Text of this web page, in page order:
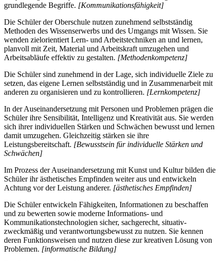
grundlegende Begriffe. [Kommunikationsfähigkeit]
Die Schüler der Oberschule nutzen zunehmend selbstständig
Methoden des Wissenserwerbs und des Umgangs mit Wissen. Sie
wenden zielorientiert Lern- und Arbeitstechniken an und lernen,
planvoll mit Zeit, Material und Arbeitskraft umzugehen und
Arbeitsabläufe effektiv zu gestalten. [Methodenkompetenz]
Die Schüler sind zunehmend in der Lage, sich individuelle Ziele zu
setzen, das eigene Lernen selbstständig und in Zusammenarbeit mit
anderen zu organisieren und zu kontrollieren. [Lernkompetenz]
In der Auseinandersetzung mit Personen und Problemen prägen die
Schüler ihre Sensibilität, Intelligenz und Kreativität aus. Sie werden
sich ihrer individuellen Stärken und Schwächen bewusst und lernen
damit umzugehen. Gleichzeitig stärken sie ihre
Leistungsbereitschaft. [Bewusstsein für individuelle Stärken und
Schwächen]
Im Prozess der Auseinandersetzung mit Kunst und Kultur bilden die
Schüler ihr ästhetisches Empfinden weiter aus und entwickeln
Achtung vor der Leistung anderer. [ästhetisches Empfinden]
Die Schüler entwickeln Fähigkeiten, Informationen zu beschaffen
und zu bewerten sowie moderne Informations- und
Kommunikationstechnologien sicher, sachgerecht, situativ-
zweckmäßig und verantwortungsbewusst zu nutzen. Sie kennen
deren Funktionsweisen und nutzen diese zur kreativen Lösung von
Problemen. [informatische Bildung]